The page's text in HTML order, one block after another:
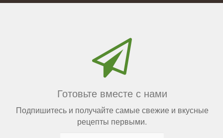
Готовьте вместе с нами
Подпишитесь и получайте самые свежие и вкусные
рецепты первыми.